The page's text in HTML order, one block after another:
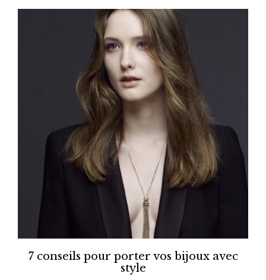
7 conseils pour porter vos bijoux avec
style